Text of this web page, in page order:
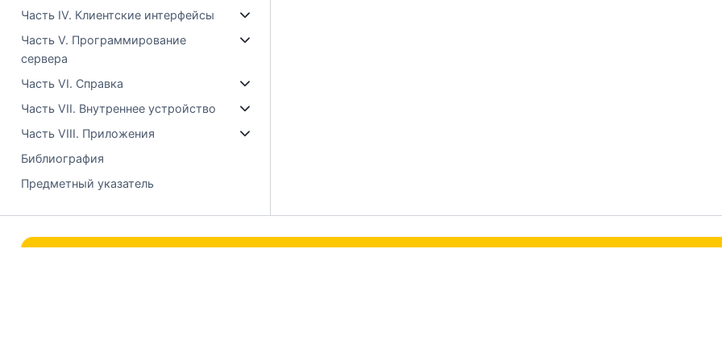
Часть IV. Клиентские интерфейсы
Часть V. Программирование
сервера
Часть VI. Справка
Часть VII. Внутреннее устройство
Часть VIII. Приложения
Библиография
Предметный указатель